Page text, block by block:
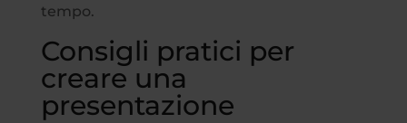
tempo.
Consigli pratici per
creare una
presentazione